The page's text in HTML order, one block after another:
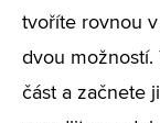
tvoříte rovnou
dvou možností.
část a začnete